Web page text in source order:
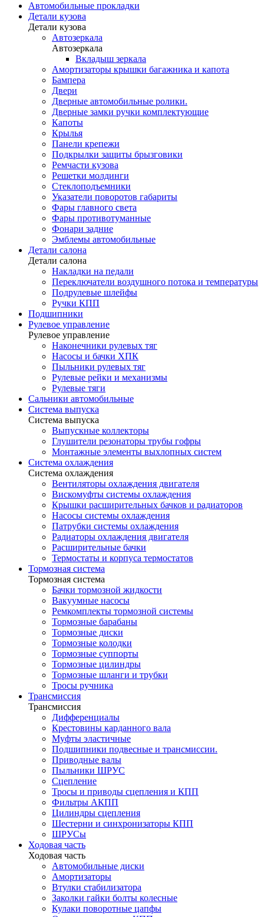
Автомобильные прокладки
Детали кузова
Детали кузова
Автозеркала
Автозеркала
Вкладыш зеркала
Амортизаторы крышки багажника и капота
Бампера
Двери
Дверные автомобильные ролики.
Дверные замки ручки комплектующие
Капоты
Крылья
Панели крепежи
Подкрылки защиты брызговики
Ремчасти кузова
Решетки молдинги
Стеклоподъемники
Указатели поворотов габариты
Фары главного света
Фары противотуманные
Фонари задние
Эмблемы автомобильные
Детали салона
Детали салона
Накладки на педали
Переключатели воздушного потока и температуры
Подрулевые шлейфы
Ручки КПП
Подшипники
Рулевое управление
Рулевое управление
Наконечники рулевых тяг
Насосы и бачки ХПК
Пыльники рулевых тяг
Рулевые рейки и механизмы
Рулевые тяги
Сальники автомобильные
Система выпуска
Система выпуска
Выпускные коллекторы
Глушители резонаторы трубы гофры
Монтажные элементы выхлопных систем
Система охлаждения
Система охлаждения
Вентиляторы охлаждения двигателя
Вискомуфты системы охлаждения
Крышки расширительных бачков и радиаторов
Насосы системы охлаждения
Патрубки системы охлаждения
Радиаторы охлаждения двигателя
Расширительные бачки
Термостаты и корпуса термостатов
Тормозная система
Тормозная система
Бачки тормозной жидкости
Вакуумные насосы
Ремкомплекты тормозной системы
Тормозные барабаны
Тормозные диски
Тормозные колодки
Тормозные суппорты
Тормозные цилиндры
Тормозные шланги и трубки
Тросы ручника
Трансмиссия
Трансмиссия
Дифференциалы
Крестовины карданного вала
Муфты эластичные
Подшипники подвесные и трансмиссии.
Приводные валы
Пыльники ШРУС
Сцепление
Тросы и приводы сцепления и КПП
Фильтры АКПП
Цилиндры сцепления
Шестерни и синхронизаторы КПП
ШРУСы
Ходовая часть
Ходовая часть
Автомобильные диски
Амортизаторы
Втулки стабилизатора
Заколки гайки болты колесные
Кулаки поворотные цапфы